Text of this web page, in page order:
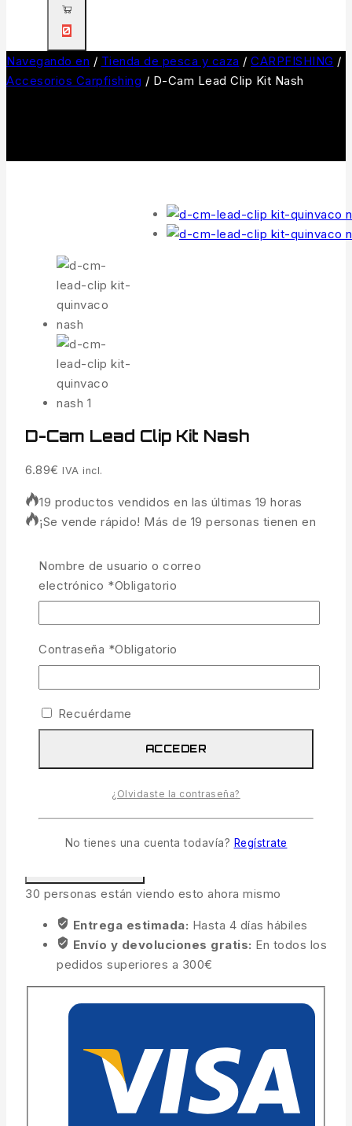
0
Navegando en / Tienda de pesca y caza / CARPFISHING /
Accesorios Carpfishing / D-Cam Lead Clip Kit Nash
D-Cam Lead Clip Kit Nash
6.89€ IVA incl.
19 productos vendidos en las últimas 19 horas
¡Se vende rápido! Más de 19 personas tienen en
Todos los componentes necesarios para construir 5
terminales de clip de plomo anti enredos
4 disponibles
D-Cam Lead Clip Kit Nash cantidad
PREGUNTA
30 personas están viendo esto ahora mismo
Entrega estimada: Hasta 4 días hábiles
Envío y devoluciones gratis: En todos los
pedidos superiores a 300€
Nombre de usuario o correo
electrónico *Obligatorio
Contraseña *Obligatorio
Recuérdame
ACCEDER
¿Olvidaste la contraseña?
No tienes una cuenta todavía? Regístrate